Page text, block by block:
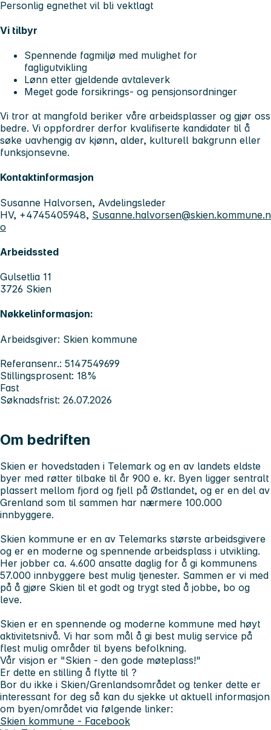
Personlig egnethet vil bli vektlagt
Vi tilbyr
Spennende fagmiljø med mulighet for
fagligutvikling
Lønn etter gjeldende avtaleverk
Meget gode forsikrings- og pensjonsordninger
Vi tror at mangfold beriker våre arbeidsplasser og gjør oss
bedre. Vi oppfordrer derfor kvalifiserte kandidater til å
søke uavhengig av kjønn, alder, kulturell bakgrunn eller
funksjonsevne.
Kontaktinformasjon
Susanne Halvorsen, Avdelingsleder
HV, +4745405948, Susanne.halvorsen@skien.kommune.n
o
Arbeidssted
Gulsetlia 11
3726 Skien
Nøkkelinformasjon:
Arbeidsgiver: Skien kommune
Referansenr.: 5147549699
Stillingsprosent: 18%
Fast
Søknadsfrist: 26.07.2026
Om bedriften
Skien er hovedstaden i Telemark og en av landets eldste
byer med røtter tilbake til år 900 e. kr. Byen ligger sentralt
plassert mellom fjord og fjell på Østlandet, og er en del av
Grenland som til sammen har nærmere 100.000
innbyggere.
Skien kommune er en av Telemarks største arbeidsgivere
og er en moderne og spennende arbeidsplass i utvikling.
Her jobber ca. 4.600 ansatte daglig for å gi kommunens
57.000 innbyggere best mulig tjenester. Sammen er vi med
på å gjøre Skien til et godt og trygt sted å jobbe, bo og
leve.
Skien er en spennende og moderne kommune med høyt
aktivitetsnivå. Vi har som mål å gi best mulig service på
flest mulig områder til byens befolkning.
Vår visjon er "Skien - den gode møteplass!"
Er dette en stilling å flytte til ?
Bor du ikke i Skien/Grenlandsområdet og tenker dette er
interessant for deg så kan du sjekke ut aktuell informasjon
om byen/området via følgende linker:
Skien kommune - Facebook